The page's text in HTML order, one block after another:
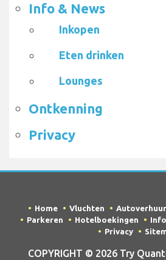
Info & News
Inkopen
Eten drinken
Lounges
Ontkenning
Privacy
Home Vluchten Autoverhuur
Parkeren
Hotelboekingen
Privacy
COPYRIGHT © 2026 Try